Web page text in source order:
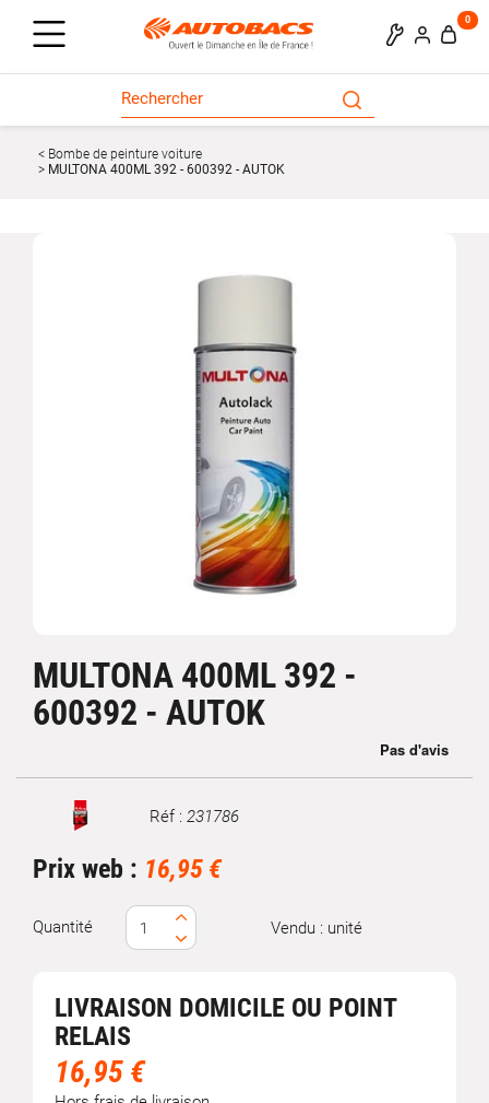
0
Bombe de peinture voiture
MULTONA 400ML 392 - 600392 - AUTOK
MULTONA 400ML 392 -
600392 - AUTOK
Marque Réf : 231786
Prix web : 16,95 €
Quantité Vendu : unité
LIVRAISON DOMICILE OU POINT
RELAIS
16,95 €